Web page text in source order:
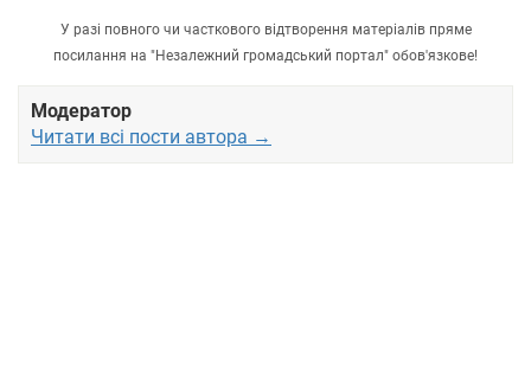
У разі повного чи часткового відтворення матеріалів пряме
посилання на "Незалежний громадський портал" обов'язкове!
Модератор
Читати всі пости автора →